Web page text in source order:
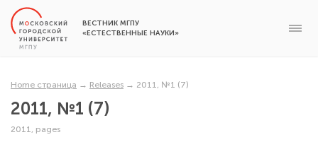
ВЕСТНИК МГПУ
«ЕСТЕСТВЕННЫЕ НАУКИ»
Home страница → Releases → 2011, №1 (7)
2011, №1 (7)
2011, pages